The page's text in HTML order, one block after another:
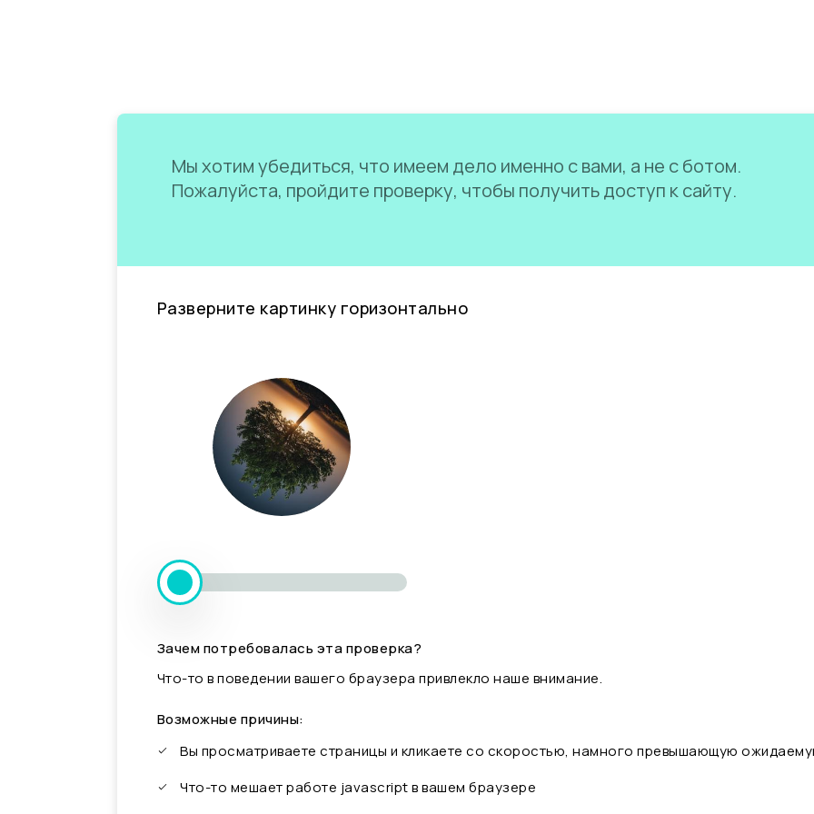
Мы хотим убедиться, что имеем дело именно с вами, а не с ботом.
Пожалуйста, пройдите проверку, чтобы получить доступ к сайту.
Разверните картинку горизонтально
Зачем потребовалась эта проверка?
Что-то в поведении вашего браузера привлекло наше внимание.
Возможные причины:
Вы просматриваете страницы и кликаете со скоростью, намного превышающую
Что-то мешает работе javascript в вашем браузере